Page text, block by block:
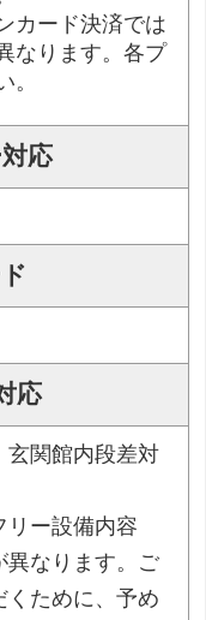
カード決済では
なります。各プ
。
応
応
玄関館内段差対
ー設備内容
異なります。ご
くために、予め